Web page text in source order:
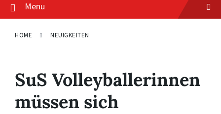
Menu
HOME NEUIGKEITEN
SuS Volleyballerinnen
müssen sich